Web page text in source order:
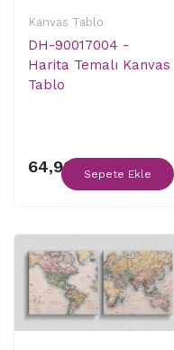
Kanvas Tablo
DH-90017004 -
Harita Temalı Kanvas
Tablo
64,90 ₺Sepete Ekle